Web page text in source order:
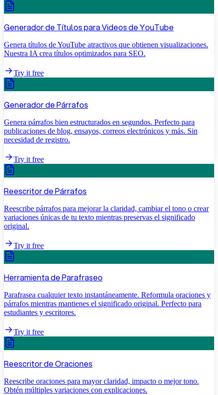
Generador de Títulos para Videos de YouTube
Genera títulos de YouTube atractivos que obtienen visualizaciones.
Nuestra IA crea títulos optimizados para SEO.
Try it free
Generador de Párrafos
Genera párrafos bien estructurados en segundos. Perfecto para
publicaciones de blog, ensayos, correos electrónicos y más. Sin
necesidad de registro.
Try it free
Reescritor de Párrafos
Reescribe párrafos para mejorar la claridad, cambiar el tono o crear
variaciones únicas de tu texto mientras preservas el significado
original.
Try it free
Herramienta de Parafraseo
Parafrasea cualquier texto instantáneamente. Reformula oraciones y
párrafos mientras mantienes el significado original. Perfecto para
estudiantes y escritores.
Try it free
Reescritor de Oraciones
Reescribe oraciones para mayor claridad, impacto o mejor tono.
Obtén múltiples variaciones con explicaciones.